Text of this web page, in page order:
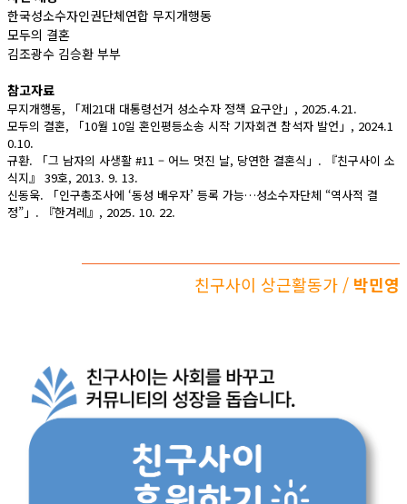
한국성소수자인권단체연합 무지개행동
모두의 결혼
김조광수 김승환 부부
참고자료
무지개행동, 「제21대 대통령선거 성소수자 정책 요구안」, 2025.4.21.
모두의 결혼, 「10월 10일 혼인평등소송 시작 기자회견 참석자 발언」, 2024.1
0.10.
규환. 「그 남자의 사생활 #11 – 어느 멋진 날, 당연한 결혼식」. 『친구사이 소
식지』 39호, 2013. 9. 13.
신동욱. 「인구총조사에 ‘동성 배우자’ 등록 가능…성소수자단체 “역사적 결
정”」. 『한겨레』, 2025. 10. 22.
친구사이 상근활동가 / 박민영